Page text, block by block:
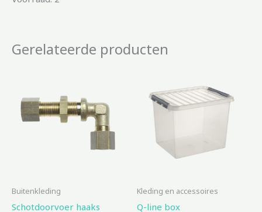
Gerelateerde producten
Buitenkleding
Schotdoorvoer haaks
Kleding en accessoires
Q-line box